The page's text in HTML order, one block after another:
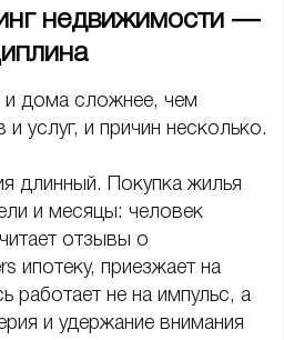
недвижимости —
и дома сложнее, чем
услуг, и причин несколько.
длинный. Покупка жилья
и месяцы: человек
отзывы о
ипотеку, приезжает на
работает не на импульс, а
и удержание внимания